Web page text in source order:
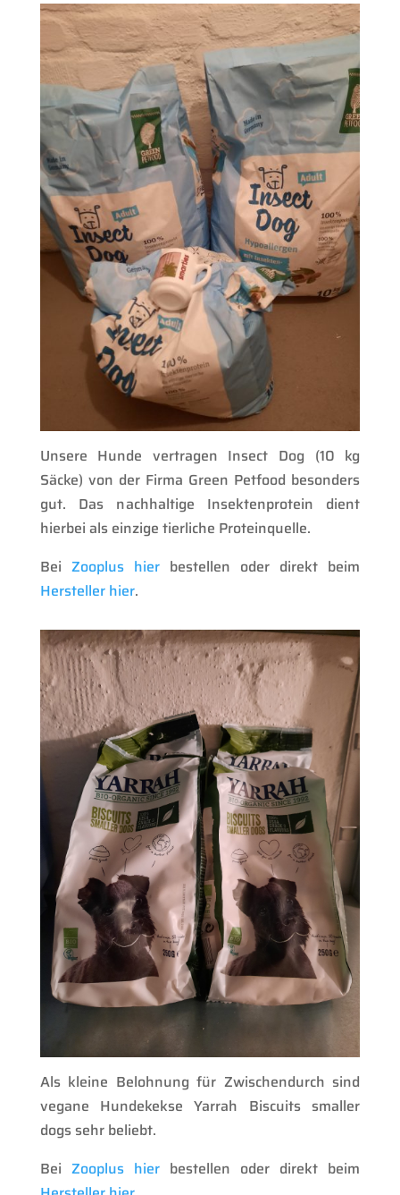
Unsere Hunde vertragen Insect Dog (10 kg
Säcke) von der Firma Green Petfood besonders
gut. Das nachhaltige Insektenprotein dient
hierbei als einzige tierliche Proteinquelle.
Bei Zooplus hierbestellen oder direkt beim
Hersteller hier.
Als kleine Belohnung für Zwischendurch sind
vegane Hundekekse Yarrah Biscuits smaller
dogs sehr beliebt.
Bei Zooplus hierbestellen oder direkt beim